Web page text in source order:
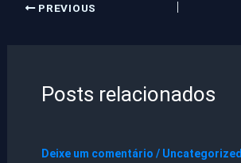
PREVIOUS
Posts relacionados
Deixe um comentário / Uncategorized